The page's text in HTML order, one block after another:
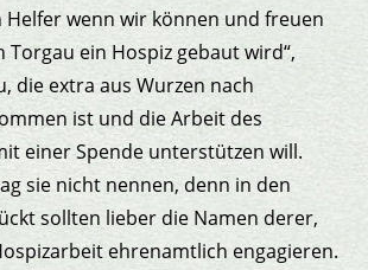
wenn wir können und freuen
Torgau ein Hospiz gebaut wird“,
die extra aus Wurzen nach
ist und die Arbeit des
einer Spende unterstützen will.
sie nicht nennen, denn in den
sollten lieber die Namen derer,
ehrenamtlich engagieren.